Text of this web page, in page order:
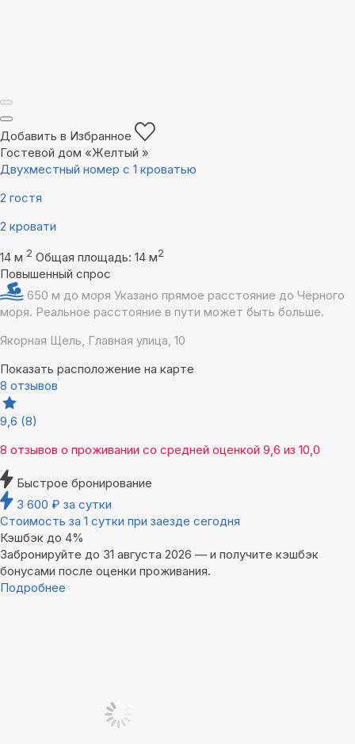
Добавить в Избранное
Гостевой дом «Желтый »
Двухместный номер с 1 кроватью
2 гостя
2 кровати
14 м 2 Общая площадь: 14 м2
Повышенный спрос
650 м до моря Указано прямое расстояние до Чёрного
моря. Реальное расстояние в пути может быть больше.
Якорная Щель, Главная улица, 10
Показать расположение на карте
8 отзывов
9,6 (8)
8 отзывов о проживании со средней оценкой 9,6 из 10,0
Быстрое бронирование
3 600 ₽ за сутки
Стоимость за 1 сутки при заезде сегодня
Кэшбэк до 4%
Забронируйте до 31 августа 2026 — и получите кэшбэк
бонусами после оценки проживания.
Подробнее